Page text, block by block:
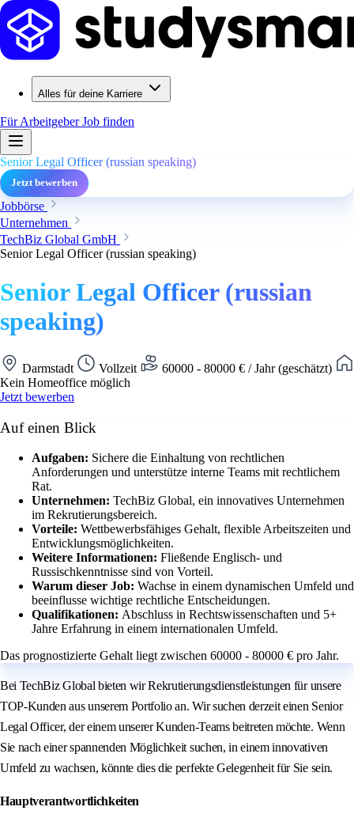
Alles für deine Karriere
Für ArbeitgeberJob finden
Senior Legal Officer (russian speaking)
Jetzt bewerben
Jobbörse
Unternehmen
TechBiz Global GmbH
Senior Legal Officer (russian speaking)
Senior Legal Officer (russian
speaking)
Darmstadt Vollzeit
60000 - 80000 € / Jahr (geschätzt)
Kein Homeoffice möglich
Jetzt bewerben
Auf einen Blick
Aufgaben: Sichere die Einhaltung von rechtlichen
Anforderungen und unterstütze interne Teams mit rechtlichem
Rat.
Unternehmen: TechBiz Global, ein innovatives Unternehmen
im Rekrutierungsbereich.
Vorteile: Wettbewerbsfähiges Gehalt, flexible Arbeitszeiten und
Entwicklungsmöglichkeiten.
Weitere Informationen: Fließende Englisch- und
Russischkenntnisse sind von Vorteil.
Warum dieser Job: Wachse in einem dynamischen Umfeld und
beeinflusse wichtige rechtliche Entscheidungen.
Qualifikationen: Abschluss in Rechtswissenschaften und 5+
Jahre Erfahrung in einem internationalen Umfeld.
Das prognostizierte Gehalt liegt zwischen 60000 - 80000 € pro Jahr.
Bei TechBiz Global bieten wir Rekrutierungsdienstleistungen für unsere
TOP-Kunden aus unserem Portfolio an. Wir suchen derzeit einen Senior
Legal Officer, der einem unserer Kunden-Teams beitreten möchte. Wenn
Sie nach einer spannenden Möglichkeit suchen, in einem innovativen
Umfeld zu wachsen, könnte dies die perfekte Gelegenheit für Sie sein.
Hauptverantwortlichkeiten